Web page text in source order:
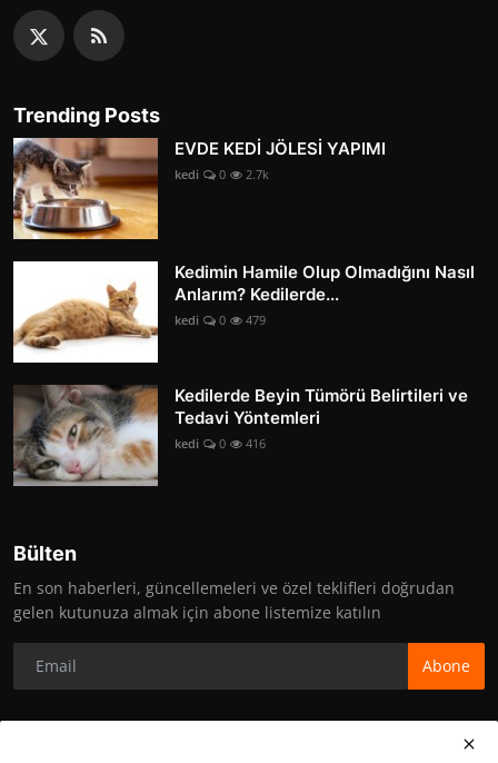
Trending Posts
EVDE KEDİ JÖLESİ YAPIMI
kedi 0 2.7k
Kedimin Hamile Olup Olmadığını Nasıl
Anlarım? Kedilerde...
kedi 0 479
Kedilerde Beyin Tümörü Belirtileri ve
Tedavi Yöntemleri
kedi 0 416
Bülten
En son haberleri, güncellemeleri ve özel teklifleri doğrudan
gelen kutunuza almak için abone listemize katılın
Abone